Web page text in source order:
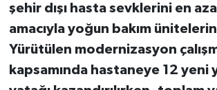
şehir dışı hasta sevklerini en
amacıyla yoğun bakım
Yürütülen modernizasyon
kapsamında hastaneye 12 yeni